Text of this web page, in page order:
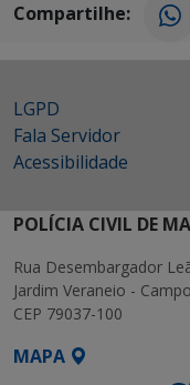
Compartilhe:
LGPD
Fala Servidor
Acessibilidade
POLÍCIA CIVIL DE
Rua Desembargador
Jardim Veraneio -
CEP 79037-100
MAPA